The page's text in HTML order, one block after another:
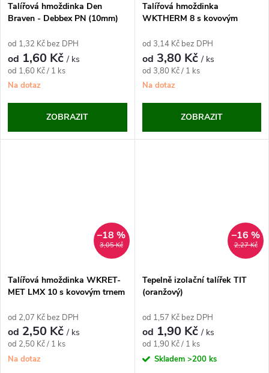
Talířová hmoždinka Den
Braven - Debbex PN (10mm)
od 1,32 Kč bez DPH
od 1,60 Kč/ ks
Měrná
cena:
od 1,60 Kč / 1 ks
Na dotaz
ZOBRAZIT
Talířová hmoždinka
WKTHERM 8 s kovovým
od 3,14 Kč bez DPH
od 3,80 Kč/ ks
Měrná
cena:
od 3,80 Kč / 1 ks
Na dotaz
ZOBRAZIT
3,05 Kč
–18 %
Talířová hmoždinka WKRET-
MET LMX 10 s kovovým trnem
od 2,07 Kč bez DPH
od 2,50 Kč/ ks
Měrná
cena:
od 2,50 Kč / 1 ks
Na dotaz
2,27 Kč
–16 %
Tepelně izolační talířek TIT
(oranžový)
od 1,57 Kč bez DPH
od 1,90 Kč/ ks
Měrná
cena:
od 1,90 Kč / 1 ks
Skladem >200 ks